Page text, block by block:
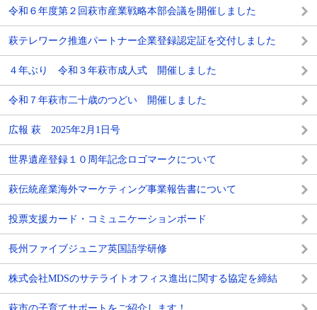
令和６年度第２回萩市産業戦略本部会議を開催しました
萩テレワーク推進パートナー企業登録認定証を交付しました
４年ぶり 令和３年萩市成人式 開催しました
令和７年萩市二十歳のつどい 開催しました
広報 萩 2025年2月1日号
世界遺産登録１０周年記念ロゴマークについて
萩伝統産業海外マーケティング事業報告書について
投票支援カード・コミュニケーションボード
長州ファイブジュニア英国語学研修
株式会社MDSのサテライトオフィス進出に関する協定を締結
萩市の子育てサポートをご紹介します！